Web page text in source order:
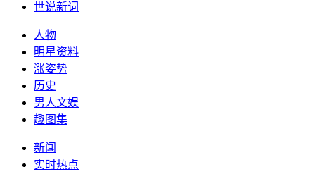
世说新词
人物
明星资料
涨姿势
历史
男人文娱
趣图集
新闻
实时热点